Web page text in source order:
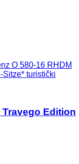
O 580-16 RHDM
Sitze* turistički
Travego Edition